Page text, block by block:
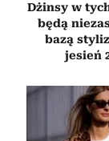
Dżinsy w
będą
bazą
jesień